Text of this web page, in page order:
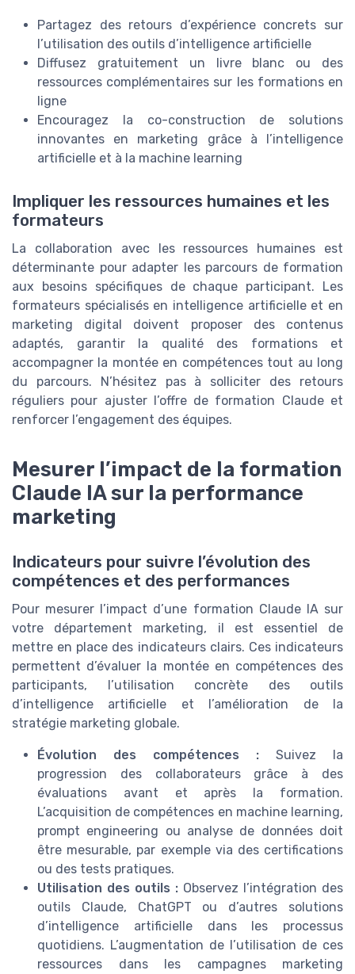
Partagez des retours d’expérience concrets sur
l’utilisation des outils d’intelligence artificielle
Diffusez gratuitement un livre blanc ou des
ressources complémentaires sur les formations en
ligne
Encouragez la co-construction de solutions
innovantes en marketing grâce à l’intelligence
artificielle et à la machine learning
Impliquer les ressources humaines et les
formateurs
La collaboration avec les ressources humaines est
déterminante pour adapter les parcours de formation
aux besoins spécifiques de chaque participant. Les
formateurs spécialisés en intelligence artificielle et en
marketing digital doivent proposer des contenus
adaptés, garantir la qualité des formations et
accompagner la montée en compétences tout au long
du parcours. N’hésitez pas à solliciter des retours
réguliers pour ajuster l’offre de formation Claude et
renforcer l’engagement des équipes.
Mesurer l’impact de la formation
Claude IA sur la performance
marketing
Indicateurs pour suivre l’évolution des
compétences et des performances
Pour mesurer l’impact d’une formation Claude IA sur
votre département marketing, il est essentiel de
mettre en place des indicateurs clairs. Ces indicateurs
permettent d’évaluer la montée en compétences des
participants, l’utilisation concrète des outils
d’intelligence artificielle et l’amélioration de la
stratégie marketing globale.
Évolution des compétences : Suivez la
progression des collaborateurs grâce à des
évaluations avant et après la formation.
L’acquisition de compétences en machine learning,
prompt engineering ou analyse de données doit
être mesurable, par exemple via des certifications
ou des tests pratiques.
Utilisation des outils : Observez l’intégration des
outils Claude, ChatGPT ou d’autres solutions
d’intelligence artificielle dans les processus
quotidiens. L’augmentation de l’utilisation de ces
ressources dans les campagnes marketing